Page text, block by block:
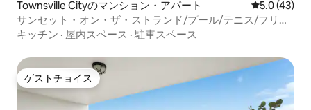
Townsville Cityのマンション・アパート レビュー43
5.0 (43)
サンセット・オン・ザ・ストランド/プール/テニス/フリン
ダース・ストリート・ワーツ
キッチン · 屋内スペース ·駐車スペース
ゲストチョイス
ゲストチョイス